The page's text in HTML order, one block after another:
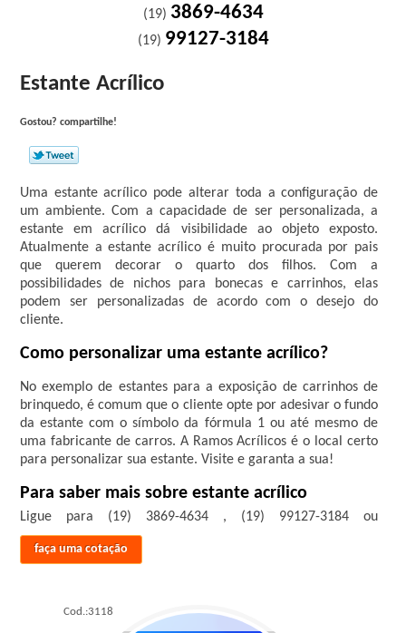
(19) 3869-4634
(19) 99127-3184
Estante Acrílico
Gostou? compartilhe!
Uma estante acrílico pode alterar toda a configuração de
um ambiente. Com a capacidade de ser personalizada, a
estante em acrílico dá visibilidade ao objeto exposto.
Atualmente a estante acrílico é muito procurada por pais
que querem decorar o quarto dos filhos. Com a
possibilidades de nichos para bonecas e carrinhos, elas
podem ser personalizadas de acordo com o desejo do
cliente.
Como personalizar uma estante acrílico?
No exemplo de estantes para a exposição de carrinhos de
brinquedo, é comum que o cliente opte por adesivar o fundo
da estante com o símbolo da fórmula 1 ou até mesmo de
uma fabricante de carros. A Ramos Acrílicos é o local certo
para personalizar sua estante. Visite e garanta a sua!
Para saber mais sobre estante acrílico
Ligue para (19) 3869-4634 , (19) 99127-3184 ou
faça uma cotação
Cod.:3118